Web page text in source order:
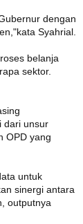
dengan
Syahrial.
belanja
sektor.
dari unsur
OPD yang
untuk
sinergi antara
outputnya